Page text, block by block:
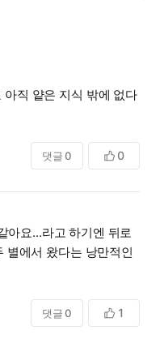
직 얕은 지식 밖에 없다
댓글 0 0
아요...라고 하기엔 뒤로
별에서 왔다는 낭만적인
댓글 0 1